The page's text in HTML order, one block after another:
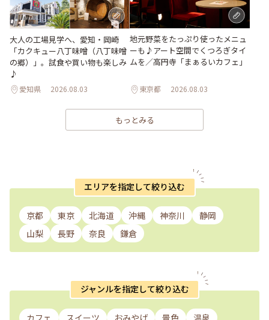
大人の工場見学へ、愛知・岡崎
「カクキュー八丁味噌（八丁味噌
の郷）」。試食や買い物も楽しみ
♪
愛知県 2026.08.03
地元野菜をたっぷり使ったメニュ
ーも♪アート空間でくつろぎタイ
ムを／高円寺「まぁるいカフェ」
東京都 2026.08.03
もっとみる
エリアを指定して絞り込む
京都 東京 北海道 沖縄 神奈川
静岡
山梨
長野 奈良 鎌倉
ジャンルを指定して絞り込む
カフェ スイーツ おみやげ 景色 温泉